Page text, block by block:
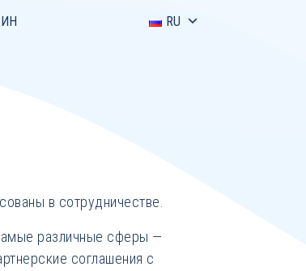
RU
в сотрудничестве.
различные сферы —
соглашения с